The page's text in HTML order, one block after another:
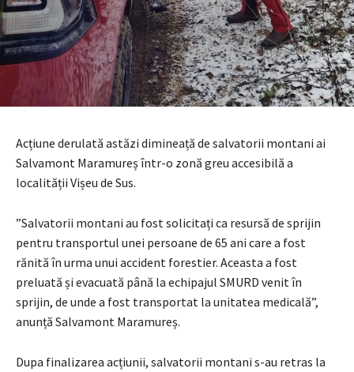
Acțiune derulată astăzi dimineață de salvatorii montani ai
Salvamont Maramureș într-o zonă greu accesibilă a
localității Vișeu de Sus.
”Salvatorii montani au fost solicitați ca resursă de sprijin
pentru transportul unei persoane de 65 ani care a fost
rănită în urma unui accident forestier. Aceasta a fost
preluată și evacuată până la echipajul SMURD venit în
sprijin, de unde a fost transportat la unitatea medicală”,
anunță Salvamont Maramureș.
Dupa finalizarea acțiunii, salvatorii montani s-au retras la